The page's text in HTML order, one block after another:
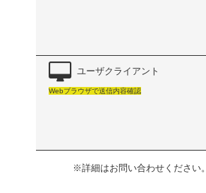
ユーザクライアント
Webブラウザで送信内容確認
※詳細はお問い合わせください。